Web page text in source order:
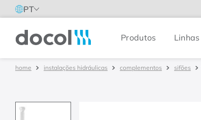
PT
Docol Produtos Linhas
instalações hidráulicas complementos sifões